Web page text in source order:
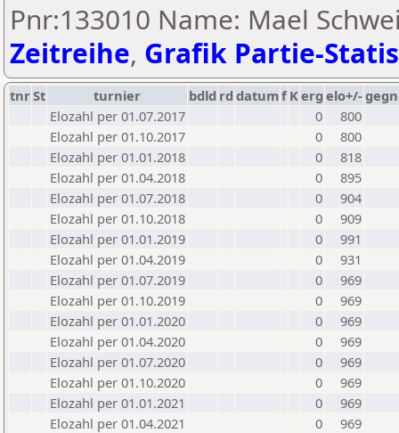
Pnr:133010 Name: Mael
Zeitreihe, Grafik Partie-
tnrSt turnier bdld rd datumf Kerg elo+/-
Elozahl per 01.07.2017
0
800
Elozahl per 01.10.2017
0
800
Elozahl per 01.01.2018
0
818
Elozahl per 01.04.2018
0
895
Elozahl per 01.07.2018
0
904
Elozahl per 01.10.2018
0
909
Elozahl per 01.01.2019
0
991
Elozahl per 01.04.2019
0
931
Elozahl per 01.07.2019
0
969
Elozahl per 01.10.2019
0
969
Elozahl per 01.01.2020
0
969
Elozahl per 01.04.2020
0
969
Elozahl per 01.07.2020
0
969
Elozahl per 01.10.2020
0
969
Elozahl per 01.01.2021
0
969
Elozahl per 01.04.2021
0
969